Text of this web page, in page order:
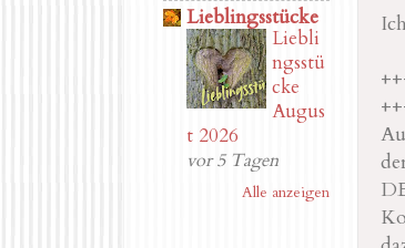
Lieblingsstücke
Liebli
ngsstü
cke
Augus
t 2026
vor 5 Tagen
Alle anzeigen